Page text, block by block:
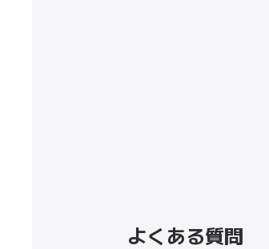
よくある質問